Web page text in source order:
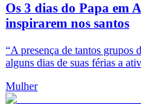
Os 3 dias do Papa em
inspirarem nos santos
“A presença de tantos grupos
alguns dias de suas férias a
Mulher